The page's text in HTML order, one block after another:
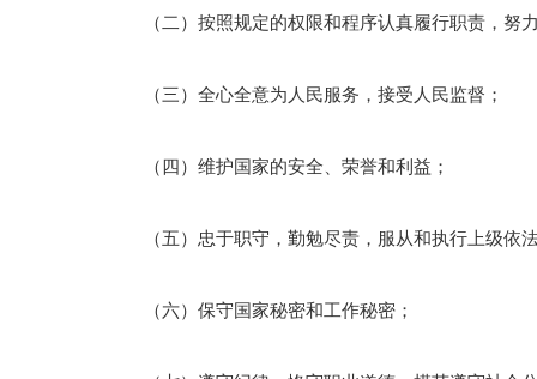
（二）按照规定的权限和程序认真履行职责，努
（三）全心全意为人民服务，接受人民监督；
（四）维护国家的安全、荣誉和利益；
（五）忠于职守，勤勉尽责，服从和执行上级依
（六）保守国家秘密和工作秘密；